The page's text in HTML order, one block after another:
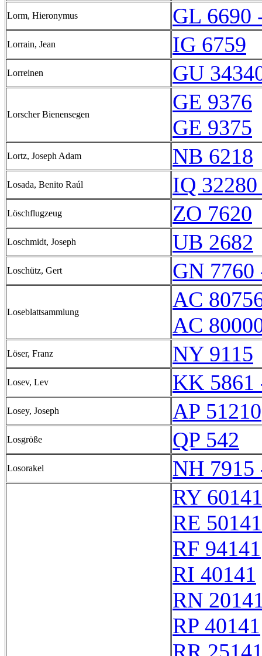
Lorm, Hieronymus GL 6690
Lorrain, Jean IG 6759
Lorreinen GU
Lorscher Bienensegen
GE 9376
GE 9375
Lortz, Joseph Adam NB 6218
Losada, Benito Raúl IQ
Löschflugzeug ZO 7620
Loschmidt, Joseph UB 2682
Loschütz, Gert GN 7760
Loseblattsammlung
AC
AC
Löser, Franz NY 9115
Losev, Lev KK 5861
Losey, Joseph AP 51210
Losgröße QP 542
Losorakel
NH 7915
RY 60141
RE 50141
RF 94141
RI 40141
RN
RP 40141